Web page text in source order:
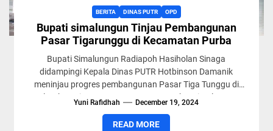
BERITA DINAS PUTR OPD
Bupati simalungun Tinjau Pembangunan
Pasar Tigarunggu di Kecamatan Purba
Bupati Simalungun Radiapoh Hasiholan Sinaga
didampingi Kepala Dinas PUTR Hotbinson Damanik
meninjau progres pembangunan Pasar Tiga Tunggu di
Kelurahan Tigarunggu Kecamatan Purba, Simalungun,
Yuni Rafidhah December 19, 2024
READ MORE